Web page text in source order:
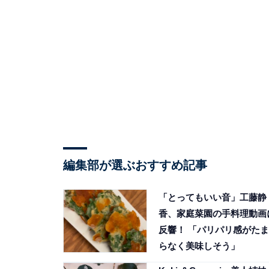
編集部が選ぶおすすめ記事
「とってもいい音」工藤静
香、家庭菜園の手料理動画
反響！ 「パリパリ感がたま
らなく美味しそう」